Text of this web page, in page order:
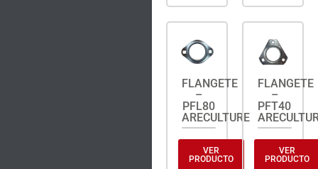
FLANGETE
–
PFL80
ARECULTURE
VER
PRODUCTO
FLANGETE
–
PFT40
VER
PRODUCTO